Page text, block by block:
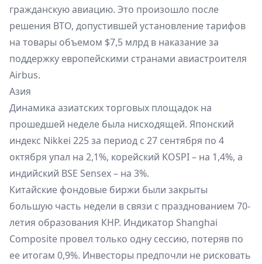
гражданскую авиацию. Это произошло после
решения ВТО, допустившей установление тарифов
на товары объемом $7,5 млрд в наказание за
поддержку европейскими странами авиастроителя
Airbus.
Азия
Динамика азиатских торговых площадок на
прошедшей неделе была нисходящей. Японский
индекс Nikkei 225 за период с 27 сентября по 4
октября упал на 2,1%, корейский KOSPI – на 1,4%, а
индийский BSE Sensex – на 3%.
Китайские фондовые биржи были закрыты
большую часть недели в связи с празднованием 70-
летия образования КНР. Индикатор Shanghai
Composite провел только одну сессию, потеряв по
ее итогам 0,9%. Инвесторы предпочли не рисковать